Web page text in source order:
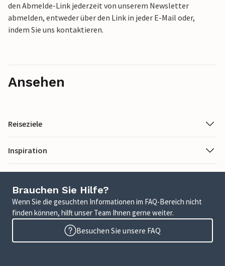
den Abmelde-Link jederzeit von unserem Newsletter
abmelden, entweder über den Link in jeder E-Mail oder,
indem Sie uns kontaktieren.
Ansehen
Reiseziele
Inspiration
Brauchen Sie Hilfe?
Wenn Sie die gesuchten Informationen im FAQ-Bereich nicht
finden können, hilft unser Team Ihnen gerne weiter.
Besuchen Sie unsere FAQ